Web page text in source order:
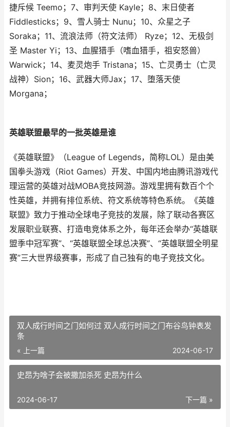
捷斥候 Teemo；7、审判天使 Kayle；8、末日使者
Fiddlesticks；9、雪人骑士 Nunu；10、众星之子
Soraka；11、流浪法师（符文法师） Ryze；12、无极剑
圣 Master Yi；13、血腥猎手（嗜血猎手，祖安怒兽）
Warwick；14、麦灵炮手 Tristana；15、亡灵勇士（亡灵
战神）Sion；16、武器大师Jax；17、堕落天使
Morgana；
英雄联盟最早的一批英雄是谁
《英雄联盟》（League of Legends，简称LOL）是由美
国拳头游戏（Riot Games）开发、中国内地由腾讯游戏代
理运营的英雄对战MOBA竞技网游。游戏里拥有数百个个
性英雄，并拥有排位系统、符文系统等特色系统。《英雄
联盟》致力于推动全球电子竞技的发展，除了联动各赛区
发展职业联赛、打造电竞体系之外，每年还会举办“英雄联
盟季中冠军赛”、“英雄联盟全球总决赛”、“英雄联盟全明星
赛”三大世界级赛事，形成了自己独有的电子竞技文化。
双人成行时间之门如何过 双人成行时间之门布谷鸟钟表发
条
« 上一篇 2024-06-17
史昂为啥子会被撒加杀死 史昂为什么
下一篇 »
2024-06-17